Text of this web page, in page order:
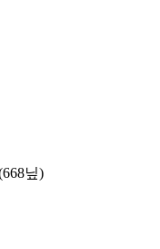
668닢)